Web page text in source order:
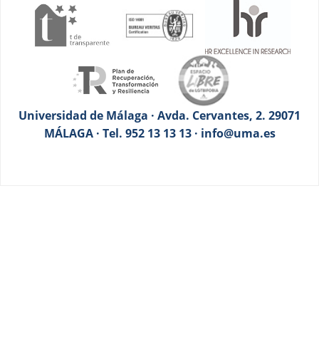
Universidad de Málaga · Avda. Cervantes, 2. 29071
MÁLAGA · Tel. 952 13 13 13 · info@uma.es